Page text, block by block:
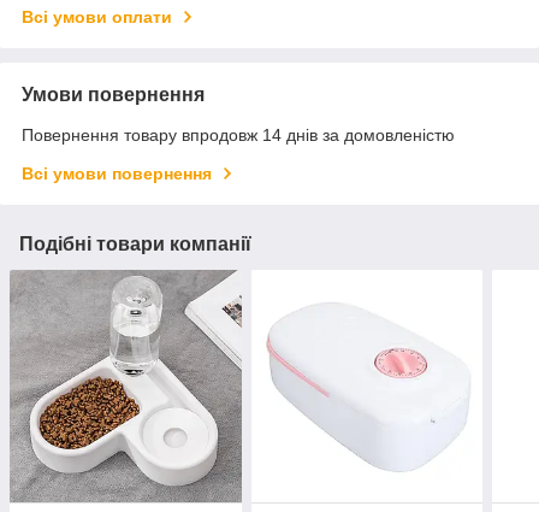
Всі умови оплати
Умови повернення
Повернення товару впродовж 14 днів за домовленістю
Всі умови повернення
Подібні товари компанії